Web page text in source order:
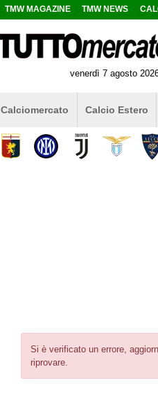
Si è verificato un errore,
riprovare.
TMW MAGAZINE TMW NEWS
venerdì 7 agosto
Calciomercato Calcio Estero